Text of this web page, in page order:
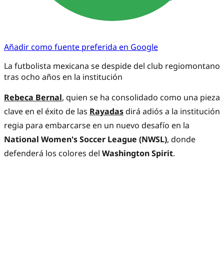
Añadir como fuente preferida en Google
La futbolista mexicana se despide del club regiomontano
tras ocho años en la institución
Rebeca Bernal, quien se ha consolidado como una pieza
clave en el éxito de las Rayadasdirá adiós a la institución
regia para embarcarse en un nuevo desafío en la
National Women's Soccer League (NWSL), donde
defenderá los colores del Washington Spirit.